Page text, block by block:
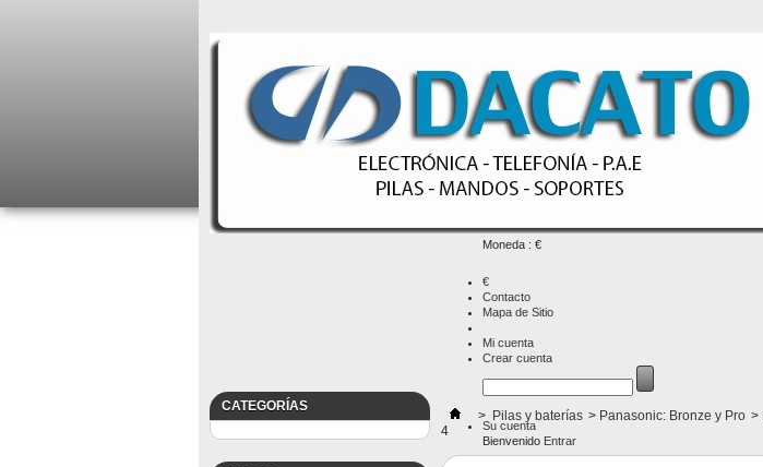
Moneda : €
€
Contacto
Mapa de Sitio
Mi cuenta
Crear cuenta
Su cuenta
Bienvenido Entrar
CATEGORÍAS
> Pilas y baterías > Panasonic: Bronze y Pro >
4